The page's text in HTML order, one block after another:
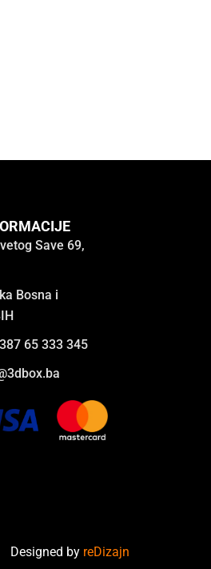
Save 69,
Bosna i
65 333 345
Designed by reDizajn